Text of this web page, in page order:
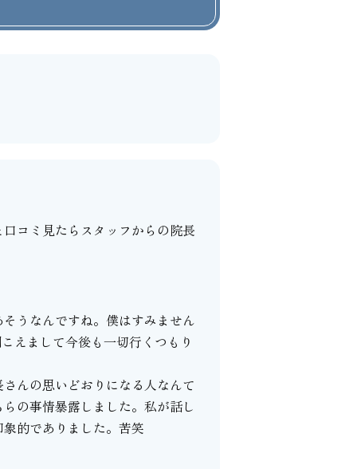
コミ見たらスタッフからの院長
うなんですね。僕はすみません
えまして今後も一切行くつもり
んの思いどおりになる人なんて
の事情暴露しました。私が話し
的でありました。苦笑